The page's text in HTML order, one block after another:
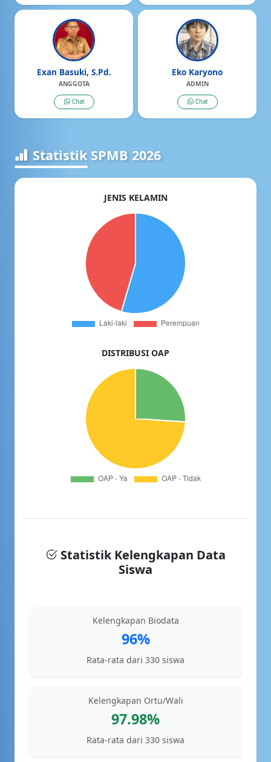
Exan Basuki, S.Pd.
ANGGOTA
Chat
Eko Karyono
ADMIN
Chat
Statistik SPMB 2026
JENIS KELAMIN
DISTRIBUSI OAP
Statistik Kelengkapan Data
Siswa
Kelengkapan Biodata
96%
Rata-rata dari 330 siswa
Kelengkapan Ortu/Wali
97.98%
Rata-rata dari 330 siswa